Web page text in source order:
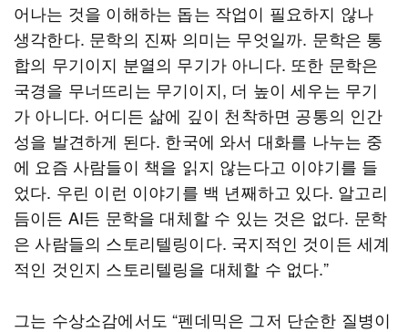
어나는 것을 이해하는 돕는 작업이 필요하지 않나
생각한다. 문학의 진짜 의미는 무엇일까. 문학은 통
합의 무기이지 분열의 무기가 아니다. 또한 문학은
국경을 무너뜨리는 무기이지, 더 높이 세우는 무기
가 아니다. 어디든 삶에 깊이 천착하면 공통의 인간
성을 발견하게 된다. 한국에 와서 대화를 나누는 중
에 요즘 사람들이 책을 읽지 않는다고 이야기를 들
었다. 우린 이런 이야기를 백 년째하고 있다. 알고리
듬이든 AI든 문학을 대체할 수 있는 것은 없다. 문학
은 사람들의 스토리텔링이다. 국지적인 것이든 세계
적인 것인지 스토리텔링을 대체할 수 없다.”
그는 수상소감에서도 “펜데믹은 그저 단순한 질병이